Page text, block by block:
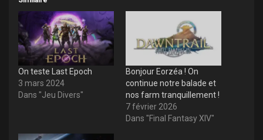
On teste Last Epoch
3 mars 2024
Dans "Jeu Divers"
Bonjour Eorzéa ! On
continue notre balade et
nos farm tranquillement !
7 février 2026
Dans "Final Fantasy XIV"